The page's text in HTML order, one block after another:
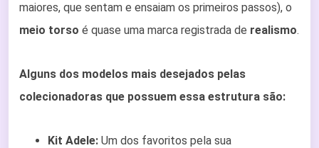
maiores, que sentam e ensaiam os primeiros passos), o
meio torso é quase uma marca registrada de realismo.
Alguns dos modelos mais desejados pelas
colecionadoras que possuem essa estrutura são:
Kit Adele: Um dos favoritos pela sua